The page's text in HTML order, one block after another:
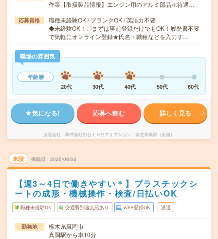
作業【取扱製品情報】エンジン用のアルミ部品≪待遇…
応募資格
職種未経験OK / ブランクOK / 英語力不要
◆未経験OK！〇まずは事前登録だけでもOK！履歴書不要
で気軽にオンライン登録★氏名・職種などを入力す…
職場の雰囲気
年齢層
20代
30代 40代 50代 60代
気になる! 応募へ進む 詳しく見る
派遣会社 株式会社綜合キャリアオプション 製造事業部（全国）
未読 掲載日 2026/08/06
【週3～4日で働きやすい＊】プラスチックシ
ートの成形・機械操作・検査/日払いOK
職種未経験OK 交通費別途支給あり WEB登録OK 派遣
勤務地
栃木県真岡市
真岡駅から車10分